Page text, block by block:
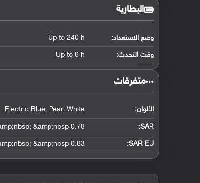
البطارية
وضع الاستعداد: Up to 240 h
وقت التحدث: Up to 6 h
‏متفرقات‏
الألوان: Electric Blue, Pearl White
SAR
:
0.78 W/kg (head) &amp;nbsp; &amp;nbsp; 0.47 W/kg (body) &amp;nbsp; &amp;nbsp;
SAR EU:
0.83 W/kg (head) &amp;nbsp; &amp;nbsp;